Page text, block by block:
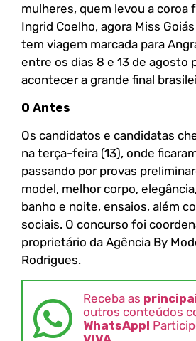
mulheres, quem levou a coroa
Ingrid Coelho, agora Miss
tem viagem marcada para
entre os dias 8 e 13 de agosto
acontecer a grande final
O Antes
Os candidatos e candidatas
na terça-feira (13), onde
passando por provas
model, melhor corpo,
banho e noite, ensaios, além
sociais. O concurso foi
proprietário da Agência By
Rodrigues.
Receba as
outros conteúdos
WhatsApp!